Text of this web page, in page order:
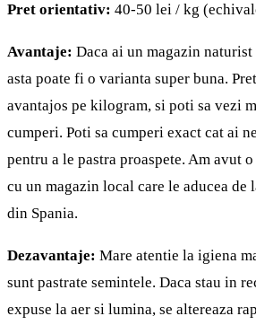
Pret orientativ: 40-50 lei / kg
Avantaje: Daca ai un magazin
asta poate fi o varianta super buna.
avantajos pe kilogram, si poti sa vezi
cumperi. Poti sa cumperi exact cat ai
pentru a le pastra proaspete. Am avut
cu un magazin local care le aducea de
din Spania.
Dezavantaje: Mare atentie la igiena
sunt pastrate semintele. Daca stau in
expuse la aer si lumina, se altereaza